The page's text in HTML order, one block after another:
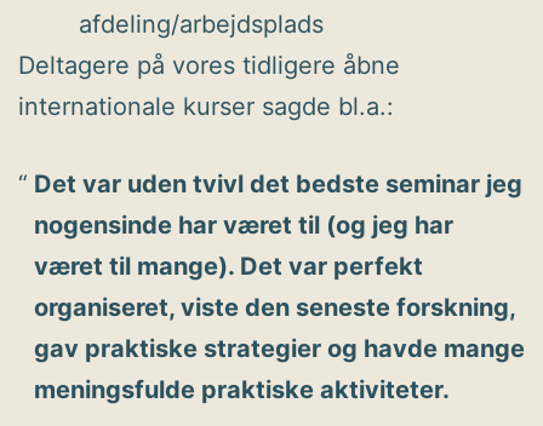
afdeling/arbejdsplads
Deltagere på vores tidligere åbne
internationale kurser sagde bl.a.:
Det var uden tvivl det bedste seminar jeg
nogensinde har været til (og jeg har
været til mange). Det var perfekt
organiseret, viste den seneste forskning,
gav praktiske strategier og havde mange
meningsfulde praktiske aktiviteter.